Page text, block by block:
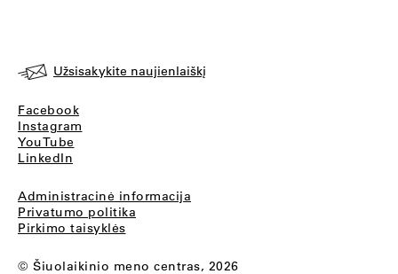
Užsisakykite naujienlaiškį
Facebook
Instagram
YouTube
LinkedIn
Administracinė informacija
Privatumo politika
Pirkimo taisyklės
© Šiuolaikinio meno centras, 2026